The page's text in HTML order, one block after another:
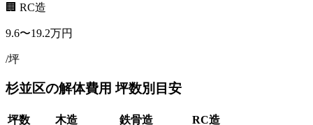
🏢 RC造
9.6〜19.2万円
/坪
杉並区の解体費用 坪数別目安
坪数 木造 鉄骨造
RC造